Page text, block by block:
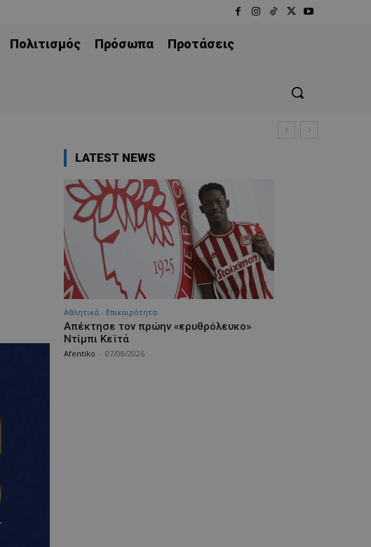
Πολιτισμός Πρόσωπα
Προτάσεις
LATEST NEWS
Αθλητικά - Επικαιρότητα
Απέκτησε τον πρώην «ερυθρόλευκο»
Ντίμπι Κεϊτά
Afentiko 07/08/2026